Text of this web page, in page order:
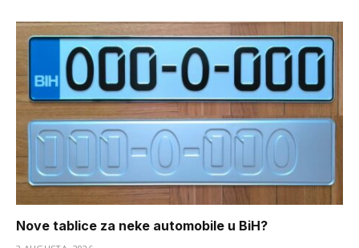
Nove tablice za neke automobile u BiH?